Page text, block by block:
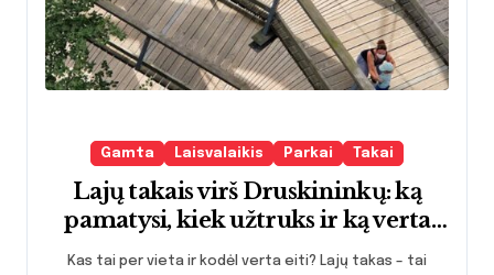
Gamta Laisvalaikis Parkai Takai
Lajų takais virš Druskininkų: ką
pamatysi, kiek užtruks ir ką verta
žinoti prieš einant
Kas tai per vieta ir kodėl verta eiti? Lajų takas – tai